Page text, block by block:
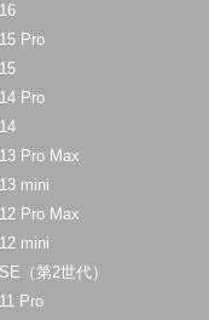
Pro
Pro
Pro Max
mini
Pro Max
mini
（第2世代）
Pro